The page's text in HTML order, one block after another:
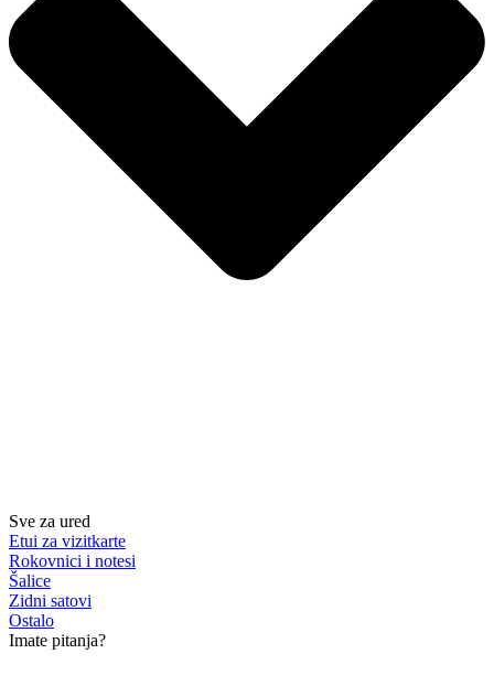
Sve za ured
Etui za vizitkarte
Rokovnici i notesi
Šalice
Zidni satovi
Ostalo
Imate pitanja?